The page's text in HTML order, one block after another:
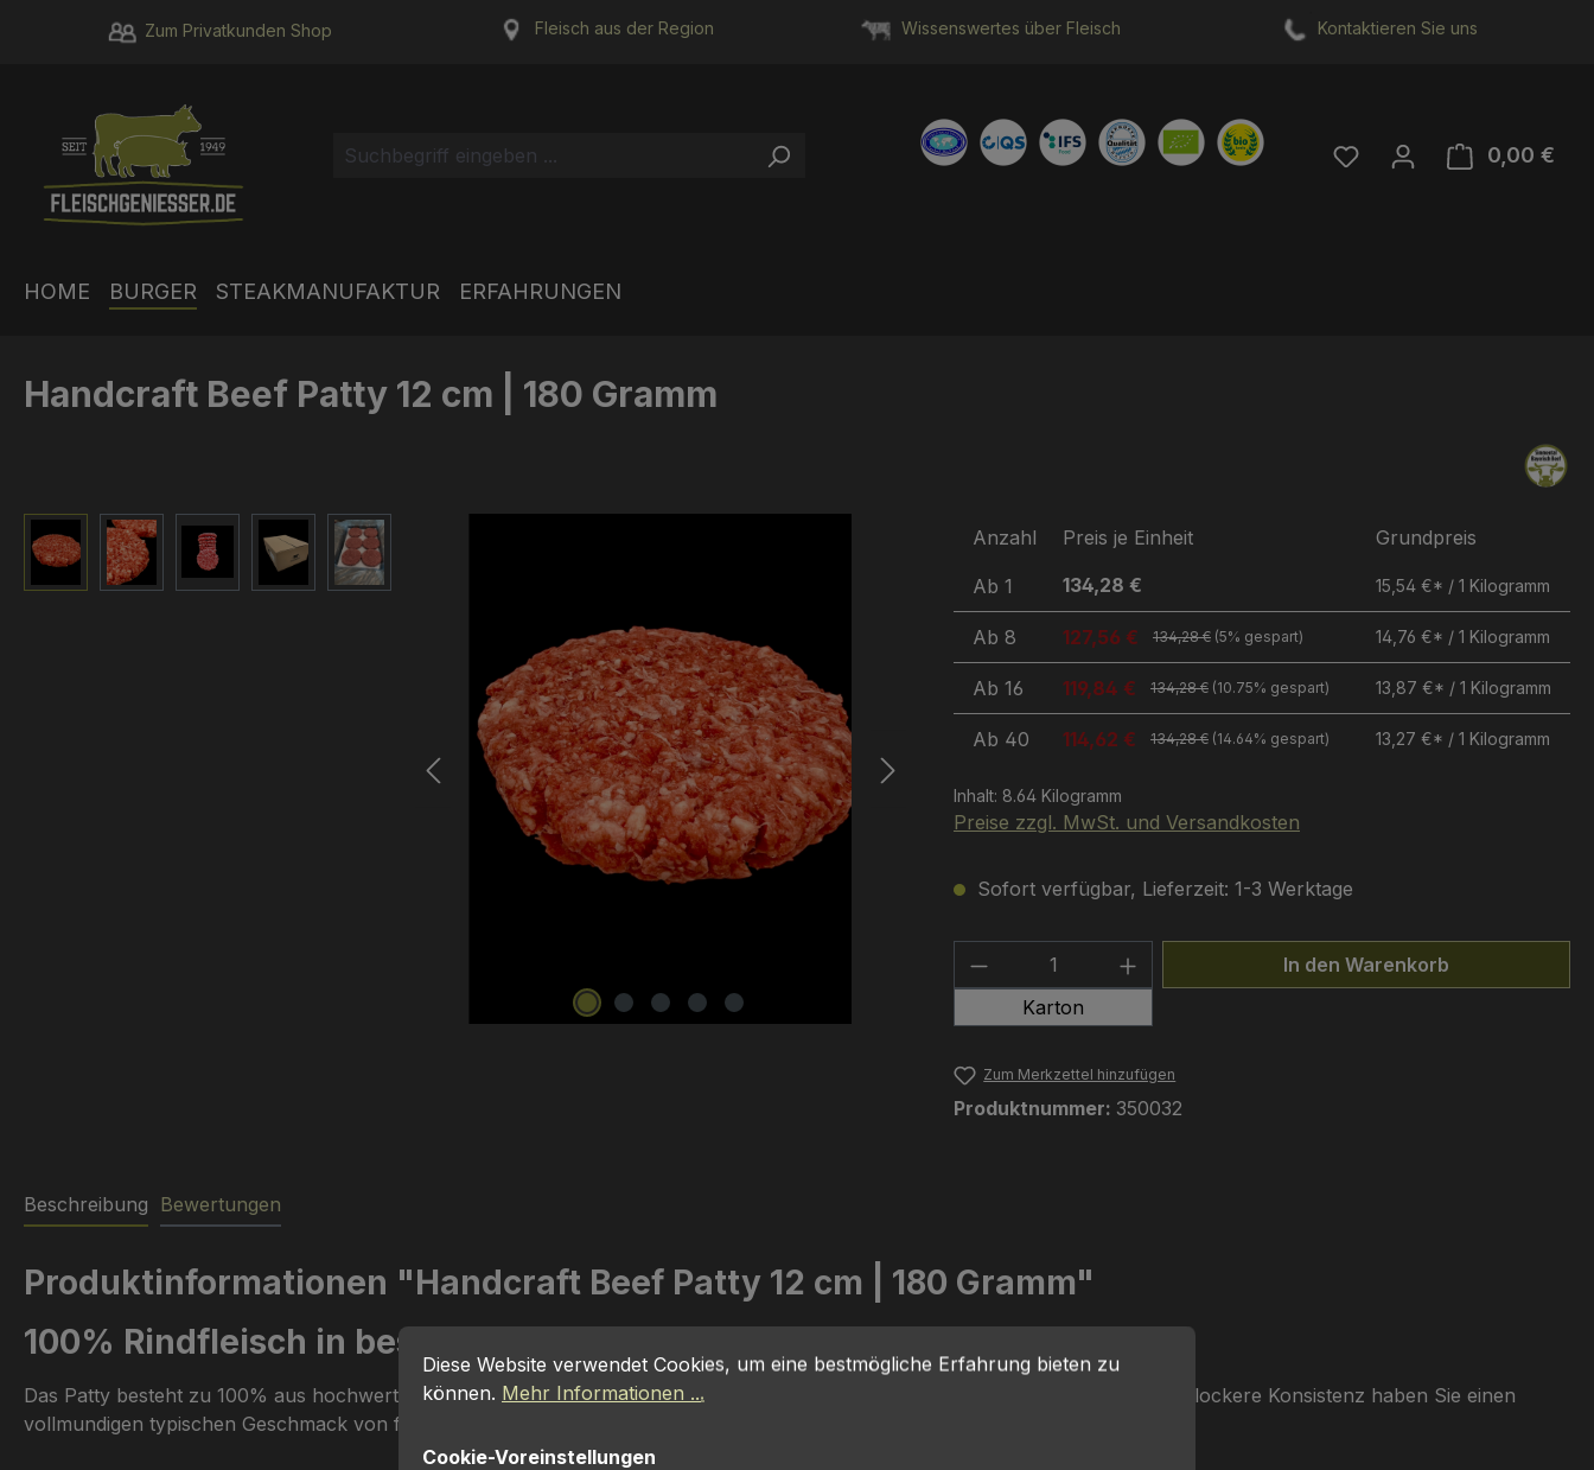
Hauptinhalt springen
Zur Suche springen
Zur Hauptnavigation springen
Zum Privatkunden Shop Fleisch aus der Region Wissenswertes über Fleisch Kontaktieren Sie uns
Du hast 0 Produkte auf
0,00 €
HOME BURGER STEAKMANUFAKTUR ERFAHRUNGEN
Handcraft Beef Patty 12 cm | 180 Gramm
Bildergalerie überspringen Anzahl Preis je Einheit Grundpreis
Ab 1 134,28 € 15,54 €* / 1 Kilogramm
Ab 8 127,56 € 134,28 € (5% gespart) 14,76 €* / 1 Kilogramm
Ab 16 119,84 € 134,28 € (10.75% gespart) 13,87 €* / 1 Kilogramm
Ab 40 114,62 € 134,28 € (14.64% gespart) 13,27 €* / 1 Kilogramm
Inhalt: 8.64 Kilogramm
Preise zzgl. MwSt. und Versandkosten
Sofort verfügbar, Lieferzeit: 1-3 Werktage
Produkt Anzahl: Gib den gewünschten Wert
Karton
In den Warenkorb
Zum Merkzettel hinzufügen
Produktnummer: 350032
Beschreibung Bewertungen
Produktinformationen "Handcraft Beef Patty 12 cm | 180 Gramm"
100% Rindfleisch in bester Qualität
Das Patty besteht zu 100% aus hochwertigem Rindfleisch und sieht mit dem aufgerissen Rand wie selbst gemacht aus. Durch die lockere Konsistenz haben Sie einen
vollmundigen typischen Geschmack von frisch gewolftem Rindfleisch.
Cookie-Voreinstellungen
Diese Website verwendet Cookies, um eine bestmögliche Erfahrung bieten zu können.
Mehr Informationen ...
Diese Website verwendet Cookies, um eine bestmögliche Erfahrung bieten zu
können. Mehr Informationen ...
Cookie-Voreinstellungen